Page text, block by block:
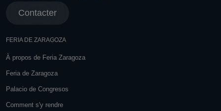
Contacter
FERIA DE ZARAGOZA
À propos de Feria Zaragoza
Feria de Zaragoza
Palacio de Congresos
Comment s'y rendre